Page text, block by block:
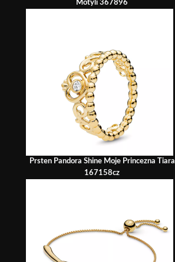
Motýli 367896
Prsten Pandora Shine Moje Princezna Tiara
167158cz